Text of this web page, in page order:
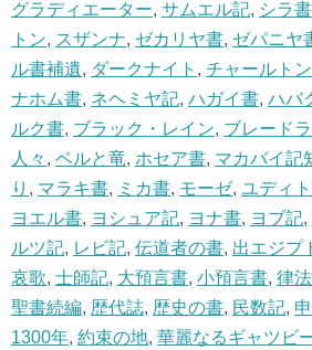
グラディエーター, サムエル記, シラ書
トン, スザンナ, ゼカリヤ書, ゼパニヤ
ル書補遺, ダークナイト , チャールト
ナホム書, ネヘミヤ記, ハガイ書, ハバ
ルク書, ブラック・レイン, ブレード
人々 , ベルと竜, ホセア書, マカバイ記
り , マラキ書, ミカ書, モーゼ, ユディ
ヨエル書, ヨシュア記, ヨナ書, ヨブ記,
ルツ記, レビ記, 伝道者の書, 出エジプ
哀歌, 士師記, 大預言書, 小預言書, 律
聖書続編, 歴代誌, 歴史の書, 民数記,
1300年, 約束の地, 華麗なるギャツビ